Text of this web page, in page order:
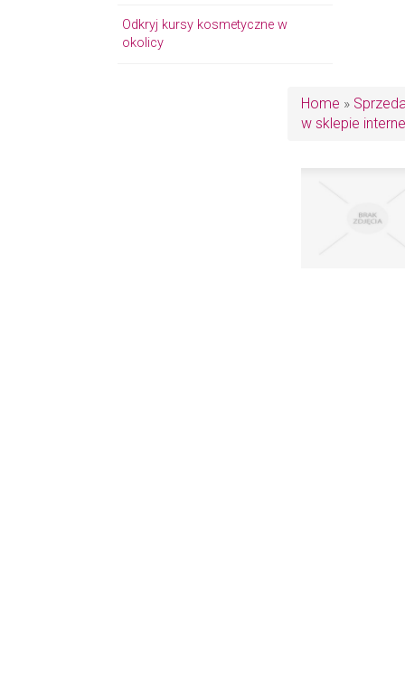
Odkryj kursy kosmetyczne w
okolicy
Home »
w sklepie